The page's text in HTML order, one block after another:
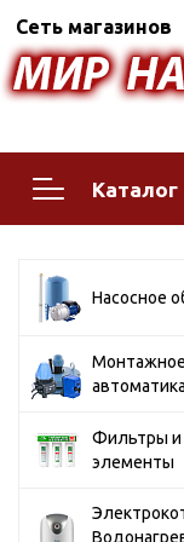
Сеть магазинов
Каталог
Поверхностные
Бытовые
моноблочные
Насосное
автоматика
Фильтры и
элементы